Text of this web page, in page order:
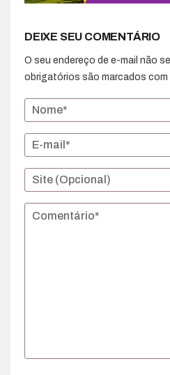
DEIXE SEU COMENTÁRIO
O seu endereço de e-mail não
obrigatórios são marcados com